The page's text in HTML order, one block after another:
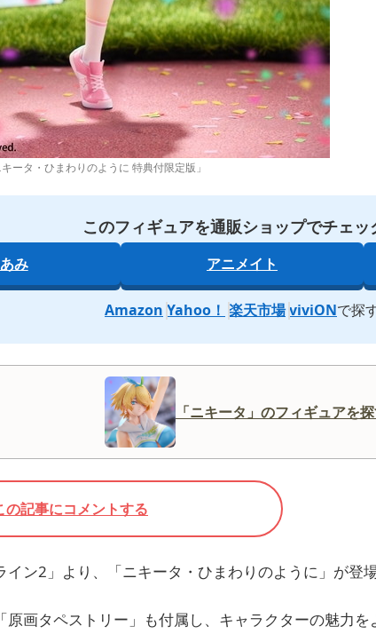
ータ・ひまわりのように 特典付限定版」
このフィギュアを通販ショップでチェッ
み アニメイト
Amazon Yahoo！ 楽天市場 viviONで探
「ニキータ」のフィギュアを
の記事にコメントする
イン2」より、「ニキータ・ひまわりのように」が登
画タペストリー」も付属し、キャラクターの魅力を